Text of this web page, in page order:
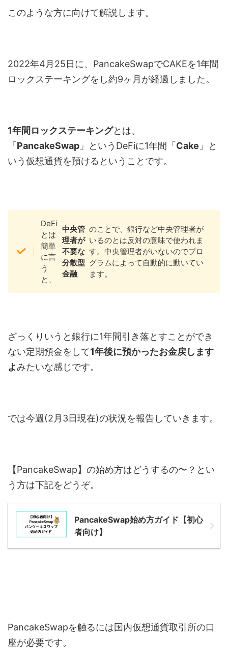
このような方に向けて解説します。
2022年4月25日に、PancakeSwapでCAKEを1年間
ロックステーキングをし約9ヶ月が経過しました。
1年間ロックステーキングとは、
「 PancakeSwap 」というDeFiに1年間「 Cake 」と
いう仮想通貨を預けるということです。
DeFi
とは
簡単
に言
う
と、
中央管
理者が
不要な
分散型
金融
のことで、銀行など中央管理者が
いるのとは反対の意味で使われま
す。中央管理者がいないのでプロ
グラムによって自動的に動いてい
ます。
ざっくりいうと銀行に1年間引き落とすことができ
ない定期預金をして1年後に預かったお金戻します
よみたいな感じです。
では今週(2月3日現在)の状況を報告していきます。
【PancakeSwap】の始め方はどうするの〜？とい
う方は下記をどうぞ。
PancakeSwap始め方ガイド【初心
者向け】
PancakeSwapを触るには国内仮想通貨取引所の口
座が必要です。